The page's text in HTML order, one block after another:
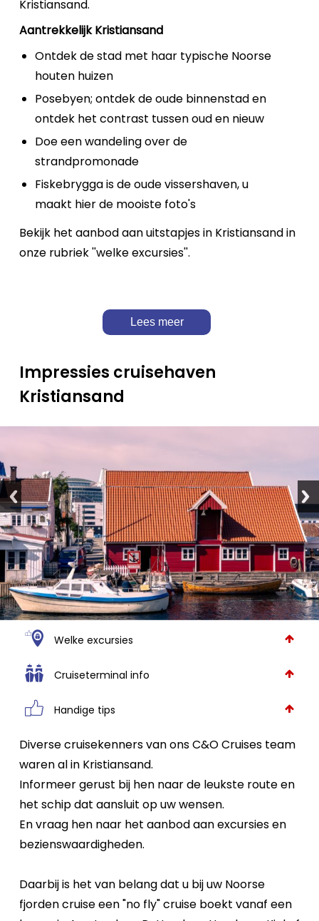
Kristiansand.
Aantrekkelijk Kristiansand
Ontdek de stad met haar typische Noorse
houten huizen
Posebyen; ontdek de oude binnenstad en
ontdek het contrast tussen oud en nieuw
Doe een wandeling over de
strandpromonade
Fiskebrygga is de oude vissershaven, u
maakt hier de mooiste foto's
Bekijk het aanbod aan uitstapjes in Kristiansand in
onze rubriek ''welke excursies''.
Lees meer
Impressies cruisehaven
Kristiansand
Welke excursies
Cruiseterminal info
Handige tips
Diverse cruisekenners van ons C&O Cruises team
waren al in Kristiansand.
Informeer gerust bij hen naar de leukste route en
het schip dat aansluit op uw wensen.
En vraag hen naar het aanbod aan excursies en
bezienswaardigheden.
Daarbij is het van belang dat u bij uw Noorse
fjorden cruise een "no fly" cruise boekt vanaf een